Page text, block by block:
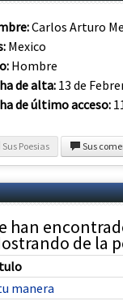
Carlos Arturo
Mexico
Hombre
de alta: 13 de
de último acceso:
Sus Poesias Sus
han
de la
manera